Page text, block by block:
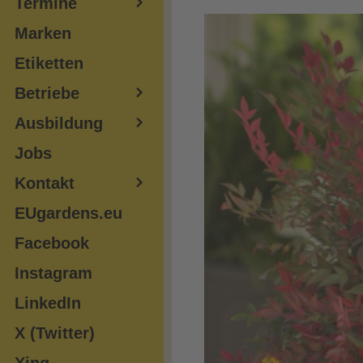
Marken
Etiketten
Betriebe
Ausbildung
Jobs
Kontakt
EUgardens.eu
Facebook
Instagram
LinkedIn
X (Twitter)